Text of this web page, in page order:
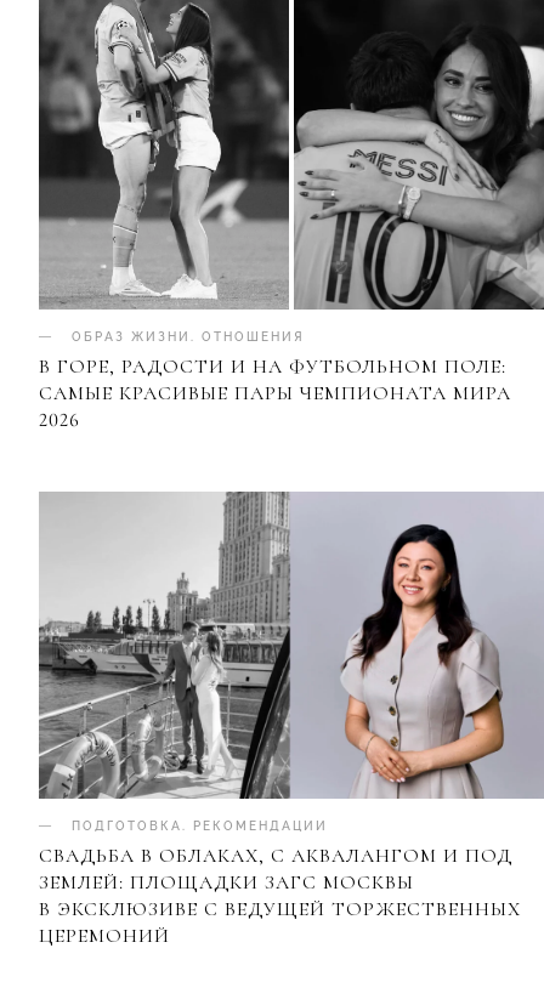
ОБРАЗ ЖИЗНИ . ОТНОШЕНИЯ
В ГОРЕ, РАДОСТИ И НА ФУТБОЛЬНОМ ПОЛЕ:
САМЫЕ КРАСИВЫЕ ПАРЫ ЧЕМПИОНАТА МИРА
2026
ПОДГОТОВКА РЕКОМЕНДАЦИИ
СВАДЬБА В ОБЛАКАХ, С АКВАЛАНГОМ И ПОД
ЗЕМЛЕЙ: ПЛОЩАДКИ ЗАГС МОСКВЫ
В ЭКСКЛЮЗИВЕ С ВЕДУЩЕЙ ТОРЖЕСТВЕННЫХ
ЦЕРЕМОНИЙ